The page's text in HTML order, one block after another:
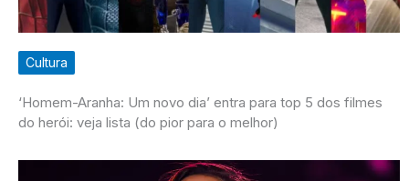
Cultura
‘Homem-Aranha: Um novo dia’ entra para top 5 dos filmes
do herói: veja lista (do pior para o melhor)